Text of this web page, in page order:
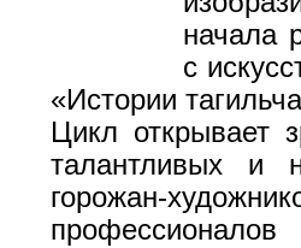
начала
с
«Истории
Цикл открывает
талантливых и
горожан-
профессионалов